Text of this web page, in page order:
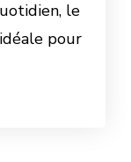
le
pour